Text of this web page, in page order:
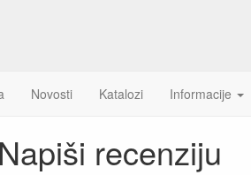
Novosti Katalozi Informacije
Napiši recenziju